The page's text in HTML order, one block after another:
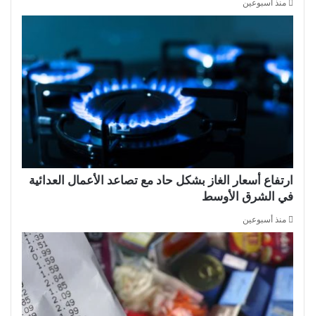
منذ أسبوعين
ارتفاع أسعار الغاز بشكل حاد مع تصاعد الأعمال العدائية
في الشرق الأوسط
منذ أسبوعين